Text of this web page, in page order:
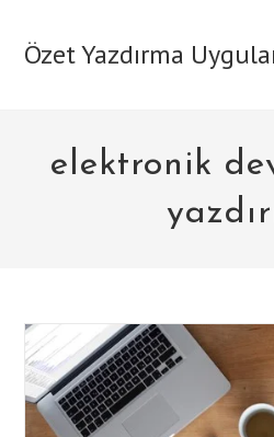
contentÖzet Yazdırma
elektronik